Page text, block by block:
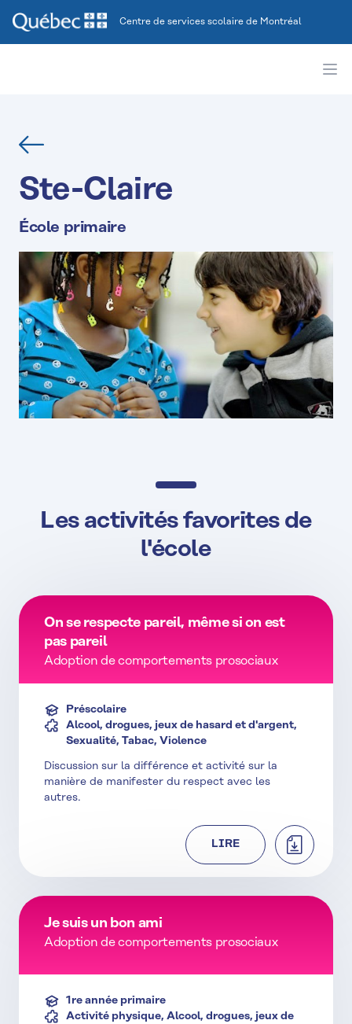
Centre de services scolaire de Montréal
Retour
Ste-Claire
École primaire
Les activités favorites de
l'école
On se respecte pareil, même si on est
pas pareil
Adoption de comportements prosociaux
Préscolaire
Alcool, drogues, jeux de hasard et d'argent,
Sexualité, Tabac, Violence
Discussion sur la différence et activité sur la
manière de manifester du respect avec les
autres.
LIRE
Je suis un bon ami
Adoption de comportements prosociaux
1re année primaire
Activité physique, Alcool, drogues, jeux de